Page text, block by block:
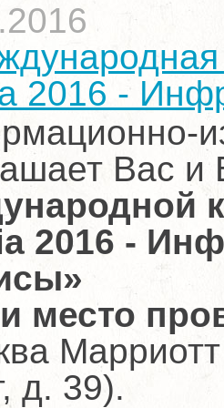
2016 -
Вас и
2016 -
место
д. 39).